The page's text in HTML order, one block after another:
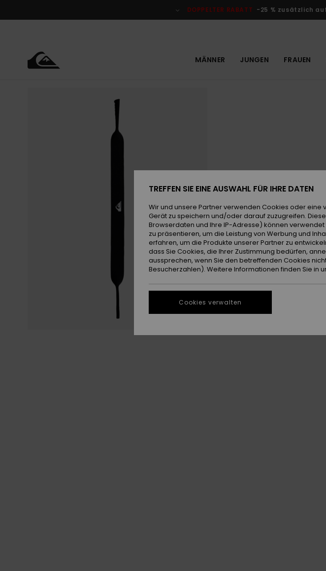
DOPPELTER RABATT -25 % zusätzlich
MÄNNER JUNGEN FRAUEN
TREFFEN SIE EINE AUSWAHL FÜR IHRE DATEN
Wir und unsere Partner verwenden Cookies oder
Gerät zu speichern und/oder darauf zuzugreifen.
Browserdaten und Ihre IP-Adresse) können
zu präsentieren, um die Leistung von Werbung und
erfahren, um die Produkte unserer Partner zu
dass Sie Cookies, die Ihrer Zustimmung bedürfen,
aussprechen, wenn Sie den betreffenden Cookies
Besucherzahlen). Weitere Informationen finden Sie in
Cookies verwalten